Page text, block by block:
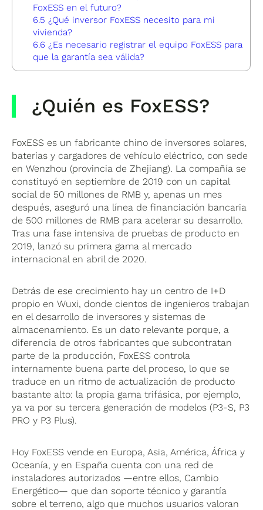
FoxESS en el futuro?
6.5 ¿Qué inversor FoxESS necesito para mi
vivienda?
6.6 ¿Es necesario registrar el equipo FoxESS para
que la garantía sea válida?
¿Quién es FoxESS?
FoxESS es un fabricante chino de inversores solares,
baterías y cargadores de vehículo eléctrico, con sede
en Wenzhou (provincia de Zhejiang). La compañía se
constituyó en septiembre de 2019 con un capital
social de 50 millones de RMB y, apenas un mes
después, aseguró una línea de financiación bancaria
de 500 millones de RMB para acelerar su desarrollo.
Tras una fase intensiva de pruebas de producto en
2019, lanzó su primera gama al mercado
internacional en abril de 2020.
Detrás de ese crecimiento hay un centro de I+D
propio en Wuxi, donde cientos de ingenieros trabajan
en el desarrollo de inversores y sistemas de
almacenamiento. Es un dato relevante porque, a
diferencia de otros fabricantes que subcontratan
parte de la producción, FoxESS controla
internamente buena parte del proceso, lo que se
traduce en un ritmo de actualización de producto
bastante alto: la propia gama trifásica, por ejemplo,
ya va por su tercera generación de modelos (P3-S, P3
PRO y P3 Plus).
Hoy FoxESS vende en Europa, Asia, América, África y
Oceanía, y en España cuenta con una red de
instaladores autorizados —entre ellos, Cambio
Energético— que dan soporte técnico y garantía
sobre el terreno, algo que muchos usuarios valoran